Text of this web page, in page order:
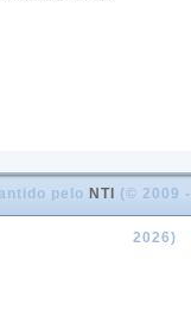
pelo NTI (© 2009 -
2026)